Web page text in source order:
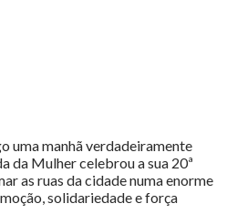
uma manhã verdadeiramente
da Mulher celebrou a sua 20ª
as ruas da cidade numa enorme
solidariedade e força